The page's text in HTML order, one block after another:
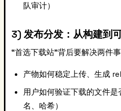
队审计）
3) 发布分发：从构建到
“首选下载站”背后要解决两件事
产物如何稳定上传、生成
用户如何验证下载的文件
名、哈希）